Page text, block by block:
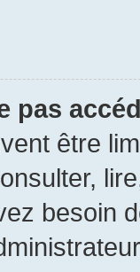
pas
être
besoin